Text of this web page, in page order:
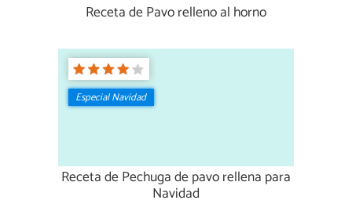
Receta de Pavo relleno al horno
Especial Navidad
Receta de Pechuga de pavo rellena para
Navidad